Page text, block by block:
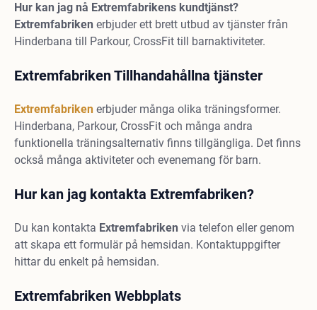
Hur kan jag nå Extremfabrikens kundtjänst?
Extremfabriken erbjuder ett brett utbud av tjänster från
Hinderbana till Parkour, CrossFit till barnaktiviteter.
Extremfabriken Tillhandahållna tjänster
Extremfabriken erbjuder många olika träningsformer.
Hinderbana, Parkour, CrossFit och många andra
funktionella träningsalternativ finns tillgängliga. Det finns
också många aktiviteter och evenemang för barn.
Hur kan jag kontakta Extremfabriken?
Du kan kontakta Extremfabriken via telefon eller genom
att skapa ett formulär på hemsidan. Kontaktuppgifter
hittar du enkelt på hemsidan.
Extremfabriken Webbplats